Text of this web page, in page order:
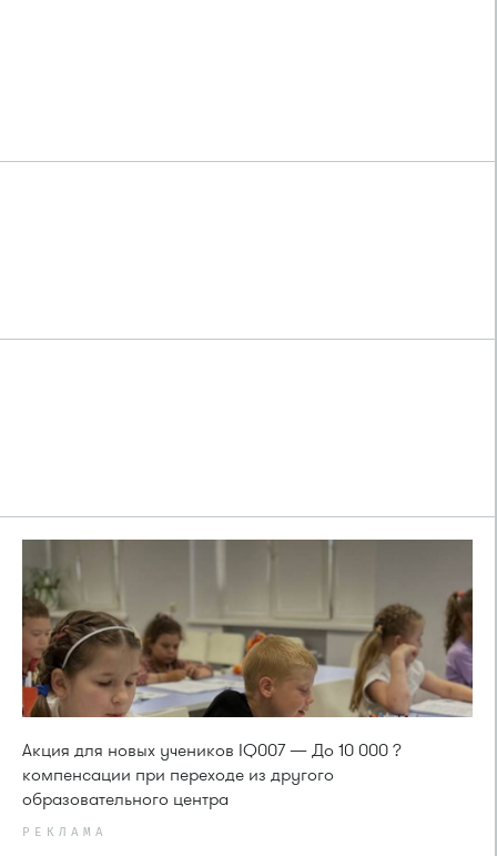
Акция для новых учеников IQ007 — До 10 000 ?
компенсации при переходе из другого
образовательного центра
РЕКЛАМА